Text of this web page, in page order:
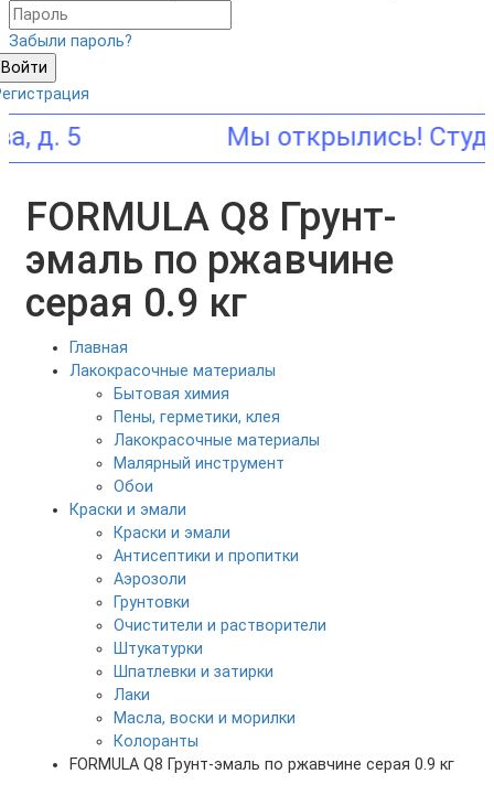
Забыли пароль?
Войти
5
FORMULA Q8 Грунт-
эмаль по ржавчине
серая 0.9 кг
Главная
Лакокрасочные материалы
Бытовая химия
Пены, герметики, клея
Лакокрасочные материалы
Малярный инструмент
Обои
Краски и эмали
Краски и эмали
Антисептики и пропитки
Аэрозоли
Грунтовки
Очистители и растворители
Штукатурки
Шпатлевки и затирки
Лаки
Масла, воски и морилки
Колоранты
FORMULA Q8 Грунт-эмаль по ржавчине серая 0.9 кг